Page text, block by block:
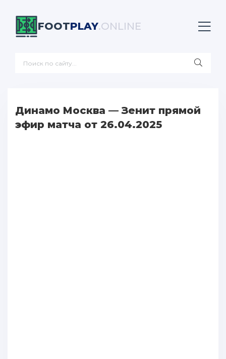
FOOTPLAY.ONLINE
Динамо Москва — Зенит прямой
эфир матча от 26.04.2025